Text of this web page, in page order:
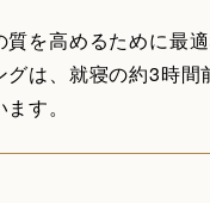
質を高めるために最
グは、就寝の約3時間
す。